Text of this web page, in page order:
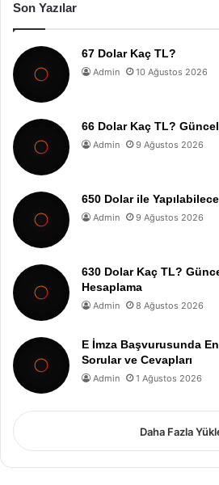
Son Yazılar
67 Dolar Kaç TL?
Admin 10 Ağustos 2026
66 Dolar Kaç TL?
Admin 9 Ağustos 2026
650 Dolar ile
Admin 9 Ağustos 2026
630 Dolar Kaç TL?
Hesaplama
Admin 8 Ağustos 2026
E İmza Başvurusunda
Sorular ve Cevapları
Admin 1 Ağustos 2026
Daha Fazla